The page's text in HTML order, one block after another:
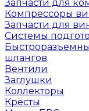
Запчасти для
Компрессоры
Запчасти для
Системы
шлангов
Вентили
Заглушки
Коллекторы
Кресты